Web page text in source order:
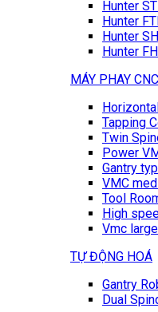
Hunter
Hunter
Hunter
Hunter
MÁY PHAY CNC
Tapping
Twin
Power
Gantry
VMC
Tool
High
Vmc
TỰ ĐỘNG HOÁ
Gantry
Dual